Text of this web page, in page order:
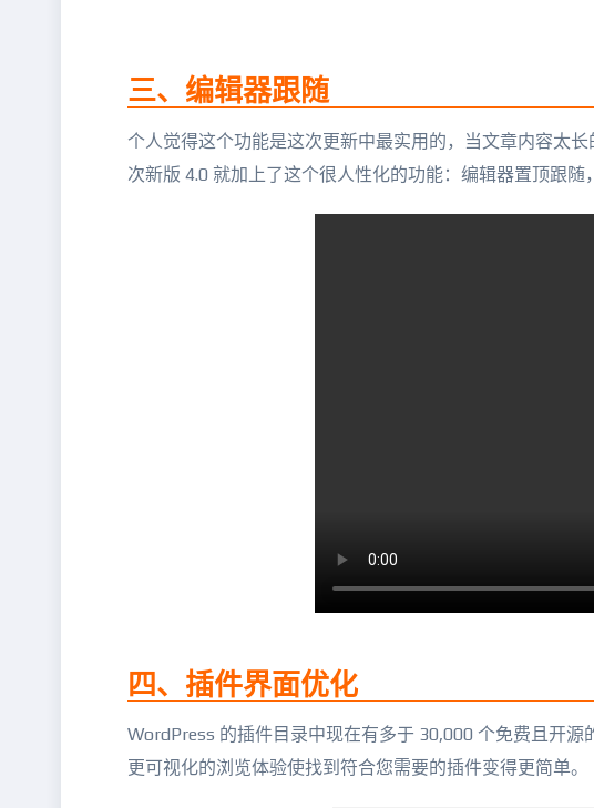
三、编辑器跟随
个人觉得这个功能是这次更新中最实用的，当文章内容太
次新版 4.0 就加上了这个很人性化的功能：编辑器置顶跟随
四、插件界面优化
WordPress 的插件目录中现在有多于 30,000 个免费且开
更可视化的浏览体验使找到符合您需要的插件变得更简单。